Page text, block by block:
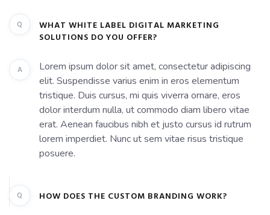
Q
WHAT WHITE LABEL DIGITAL MARKETING
SOLUTIONS DO YOU OFFER?
A
Lorem ipsum dolor sit amet, consectetur adipiscing
elit. Suspendisse varius enim in eros elementum
tristique. Duis cursus, mi quis viverra ornare, eros
dolor interdum nulla, ut commodo diam libero vitae
erat. Aenean faucibus nibh et justo cursus id rutrum
lorem imperdiet. Nunc ut sem vitae risus tristique
posuere.
Q HOW DOES THE CUSTOM BRANDING WORK?